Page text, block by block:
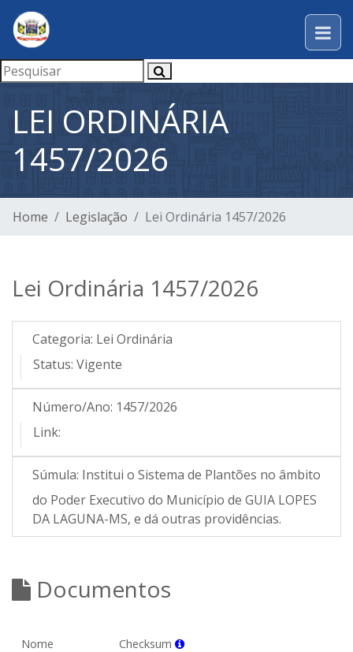
LEI ORDINÁRIA
1457/2026
Home Legislação Lei Ordinária 1457/2026
Lei Ordinária 1457/2026
Categoria: Lei Ordinária
Status: Vigente
Número/Ano: 1457/2026
Link:
Súmula: Institui o Sistema de Plantões no âmbito
do Poder Executivo do Município de GUIA LOPES
DA LAGUNA-MS, e dá outras providências.
Documentos
Nome Checksum